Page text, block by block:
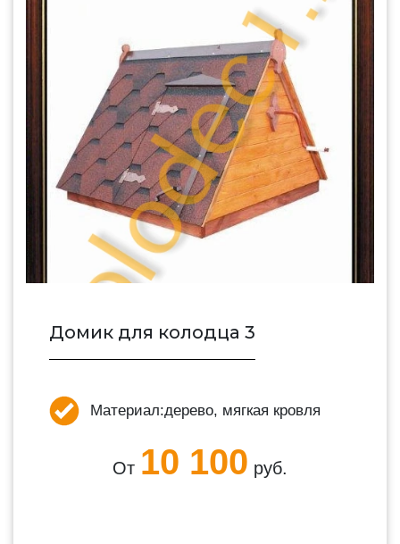
Домик для колодца 3
Материал:дерево, мягкая кровля
От 10 100 руб.